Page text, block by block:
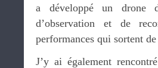
a développé un drone
d’observation et de
performances qui sortent
J’y ai également